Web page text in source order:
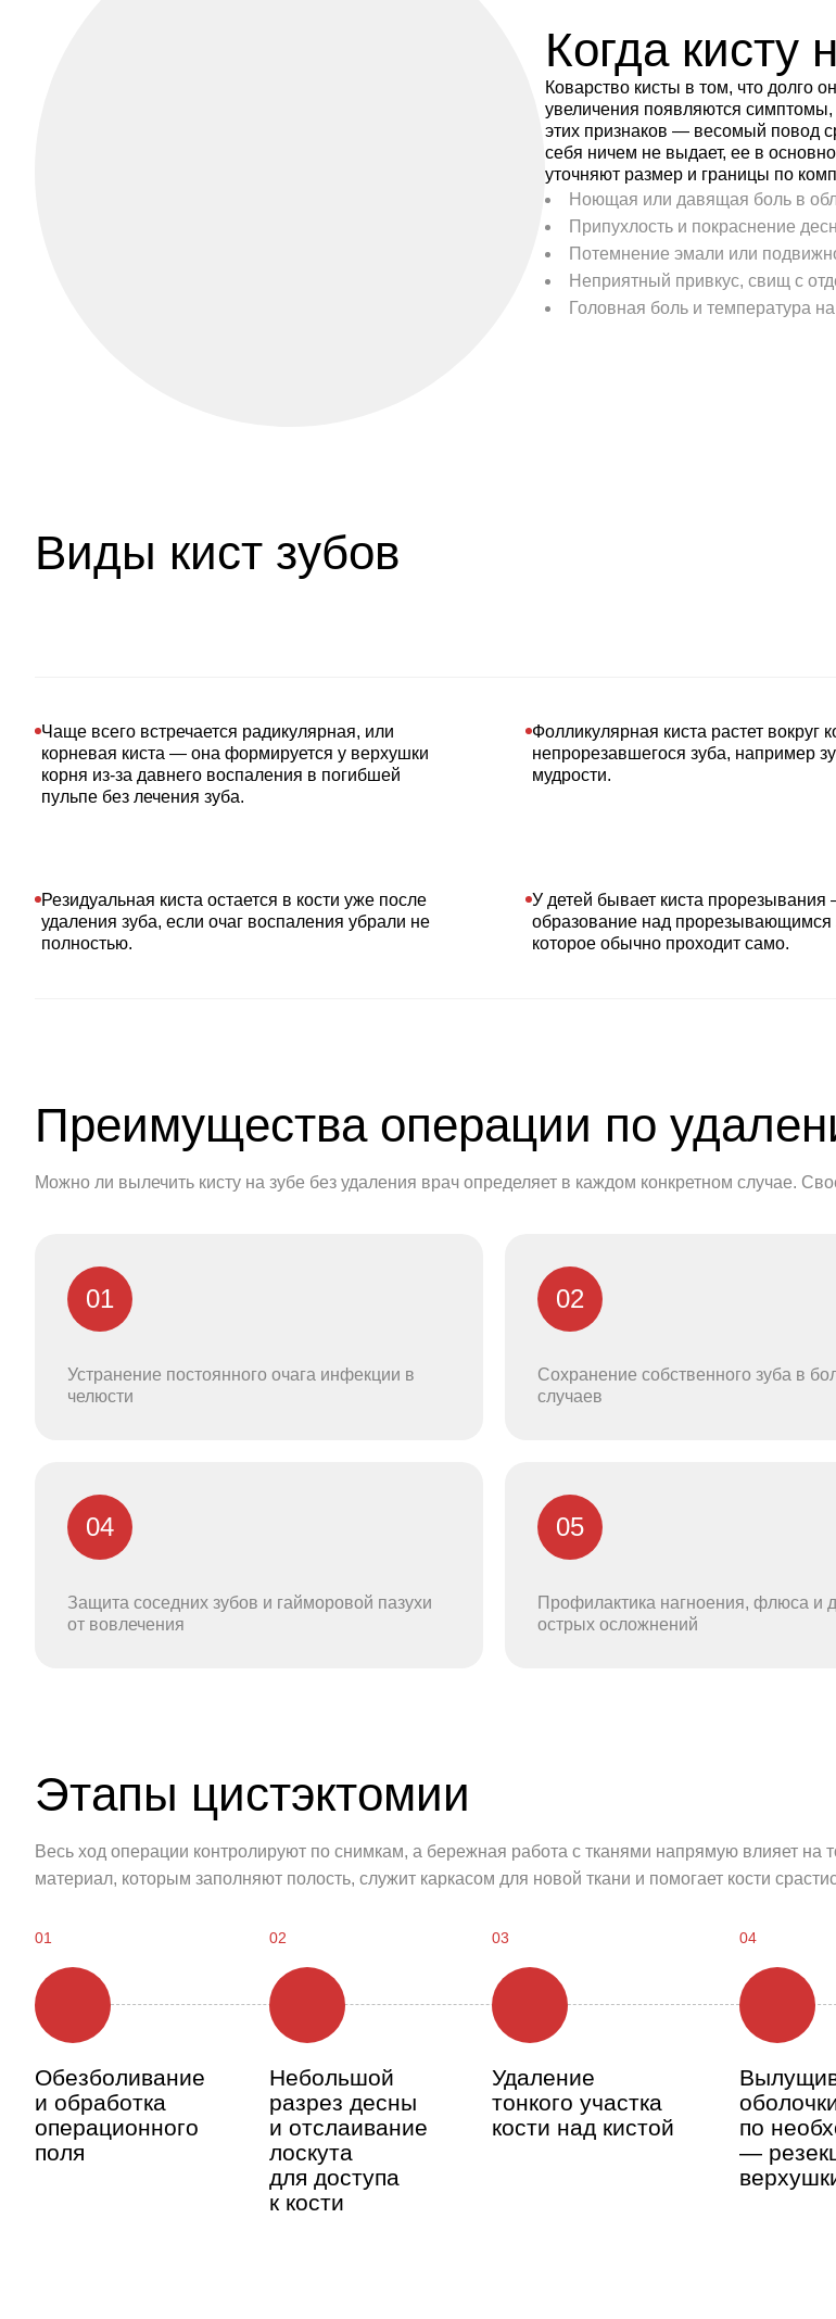
Когда кисту
Коварство кисты в том, что долго
увеличения появляются
этих признаков — весомый повод
себя ничем не выдает, ее в
уточняют размер и границы по
Ноющая или давящая боль в
Припухлость и покраснение
Потемнение эмали или
Неприятный привкус, свищ с
Головная боль и температура
Виды кист зубов
Чаще всего встречается радикулярная, или
корневая киста — она формируется у верхушки
корня из-за давнего воспаления в погибшей
пульпе без лечения зуба.
Фолликулярная киста растет вокруг
непрорезавшегося зуба, например
мудрости.
Резидуальная киста остается в кости уже после
удаления зуба, если очаг воспаления убрали не
полностью.
У детей бывает киста прорезывания
образование над прорезывающимся
которое обычно проходит само.
Преимущества операции по
Можно ли вылечить кисту на зубе без удаления врач определяет в каждом конкретном случае.
01
Устранение постоянного очага инфекции в
челюсти
02
Сохранение собственного зуба в
случаев
04
Защита соседних зубов и гайморовой пазухи
от вовлечения
05
Профилактика нагноения, флюса и
острых осложнений
Этапы цистэктомии
Весь ход операции контролируют по снимкам, а бережная работа с тканями напрямую влияет на
материал, которым заполняют полость, служит каркасом для новой ткани и помогает кости
01
Обезболивание
и обработка
операционного
поля
02
Небольшой
разрез десны
и отслаивание
лоскута
для доступа
к кости
03
Удаление
тонкого участка
кости над кистой
04
по
—